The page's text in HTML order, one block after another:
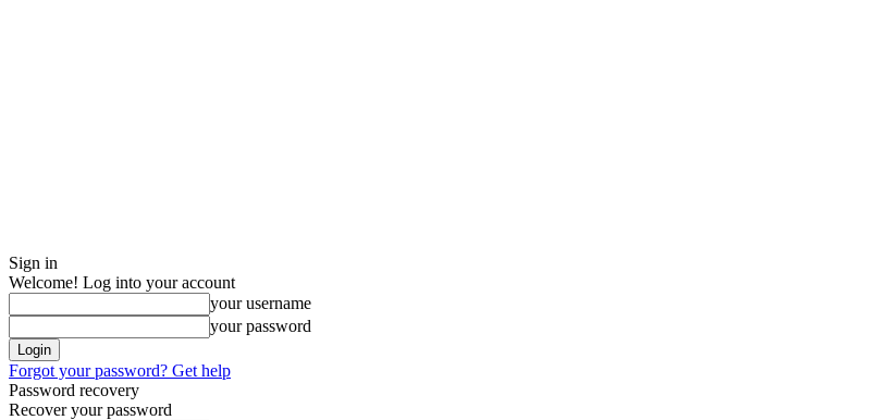
Sign in
Welcome! Log into your account
your username
your password
Forgot your password? Get help
Password recovery
Recover your password